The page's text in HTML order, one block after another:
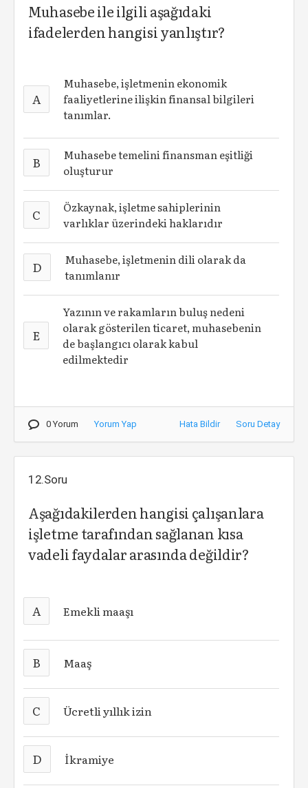
Muhasebe ile ilgili aşağıdaki
ifadelerden hangisi yanlıştır?
A
Muhasebe, işletmenin ekonomik
faaliyetlerine ilişkin finansal bilgileri
tanımlar.
B
Muhasebe temelini finansman eşitliği
oluşturur
C
Özkaynak, işletme sahiplerinin
varlıklar üzerindeki haklarıdır
D
Muhasebe, işletmenin dili olarak da
tanımlanır
E
Yazının ve rakamların buluş nedeni
olarak gösterilen ticaret, muhasebenin
de başlangıcı olarak kabul
edilmektedir
0 Yorum Yorum Yap Hata Bildir Soru Detay
12.Soru
Aşağıdakilerden hangisi çalışanlara
işletme tarafından sağlanan kısa
vadeli faydalar arasında değildir?
A Emekli maaşı
B Maaş
C Ücretli yıllık izin
D İkramiye